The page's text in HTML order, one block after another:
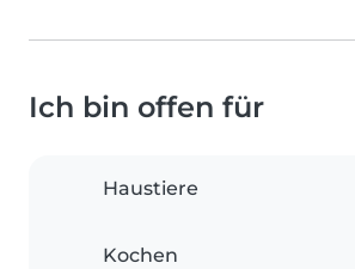
Ich bin offen für
Haustiere
Kochen